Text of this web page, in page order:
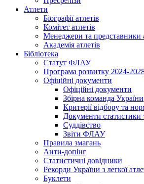
Атлети
Біографії атлетів
Комітет атлетів
Менеджери та представники
Академія атлетів
Бібліотека
Статут ФЛАУ
Програма розвитку 2024-
Офіційні документи
Офіційні документи
Збірна команда України
Критерії відбору та
Документи статистики
Суддівство
Звіти ФЛАУ
Правила змагань
Анти-допінг
Статистичні довідники
Рекорди України з легкої
Буклети